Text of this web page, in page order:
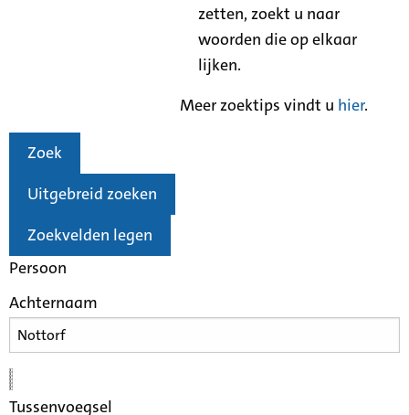
zetten, zoekt u naar
woorden die op elkaar
lijken.
Meer zoektips vindt u hier.
Zoek
Uitgebreid zoeken
Zoekvelden legen
Persoon
Achternaam
Tussenvoegsel